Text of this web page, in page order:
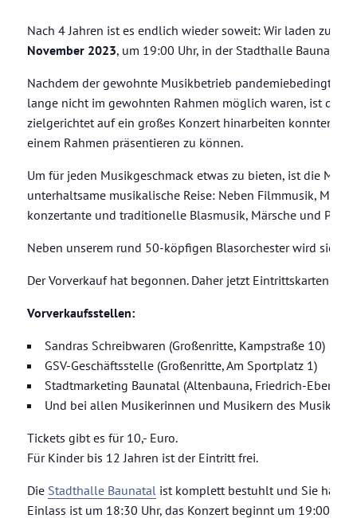
Nach 4 Jahren ist es endlich wieder soweit: Wir laden zum
November 2023, um 19:00 Uhr, in der Stadthalle Baunatal!
Nachdem der gewohnte Musikbetrieb pandemiebedingt
lange nicht im gewohnten Rahmen möglich waren, ist die
zielgerichtet auf ein großes Konzert hinarbeiten konnten,
einem Rahmen präsentieren zu können.
Um für jeden Musikgeschmack etwas zu bieten, ist die
unterhaltsame musikalische Reise: Neben Filmmusik,
konzertante und traditionelle Blasmusik, Märsche und
Neben unserem rund 50-köpfigen Blasorchester wird sich
Der Vorverkauf hat begonnen. Daher jetzt Eintrittskarten
Vorverkaufsstellen:
Sandras Schreibwaren (Großenritte, Kampstraße 10)
GSV-Geschäftsstelle (Großenritte, Am Sportplatz 1)
Stadtmarketing Baunatal (Altenbauna, Friedrich-Ebert-
Und bei allen Musikerinnen und Musikern des Musikzugs
Tickets gibt es für 10,- Euro.
Für Kinder bis 12 Jahren ist der Eintritt frei.
Die Stadthalle Baunatal ist komplett bestuhlt und Sie
Einlass ist um 18:30 Uhr, das Konzert beginnt um 19:00 Uhr.